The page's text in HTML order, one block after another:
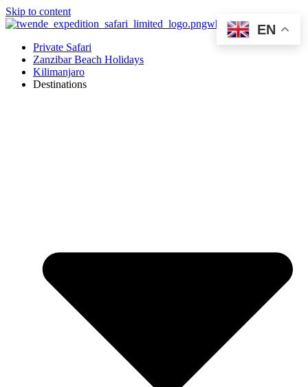
Skip to content
Private Safari
Zanzibar Beach Holidays
Kilimanjaro
Destinations
EN